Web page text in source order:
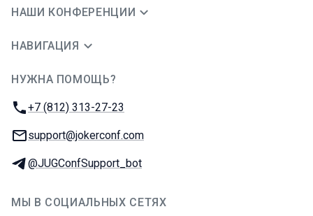
НАШИ КОНФЕРЕНЦИИ
НАВИГАЦИЯ
НУЖНА ПОМОЩЬ?
Телефон:
+7 (812) 313-27-23
E-mail:
support@jokerconf.com
Телеграм:
@JUGConfSupport_bot
МЫ В СОЦИАЛЬНЫХ СЕТЯХ